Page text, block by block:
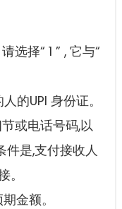
选择“ 1 ” , 它与“
的UPI 身份证。
或电话号码,以
件是,支付接收人
金额。